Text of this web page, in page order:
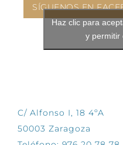
SÍGUENOS EN
Haz clic para
y permitir
C/ Alfonso I, 18 4ºA
50003 Zaragoza